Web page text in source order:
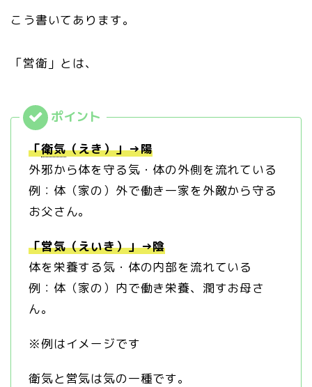
こう書いてあります。
「営衛」とは、
「衛気（えき）」→陽
外邪から体を守る気・体の外側を流れている
例：体（家の）外で働き一家を外敵から守る
お父さん。
「営気（えいき）」→陰
体を栄養する気・体の内部を流れている
例：体（家の）内で働き栄養、潤すお母さ
ん。
※例はイメージです
衛気と営気は気の一種です。